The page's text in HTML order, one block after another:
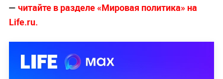
— читайте в разделе «Мировая политика» на
Life.ru.